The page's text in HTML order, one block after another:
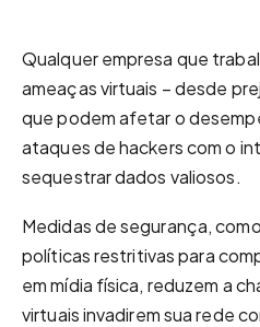
Qualquer empresa que
ameaças virtuais – desde
que podem afetar o
ataques de hackers com o
sequestrar dados valiosos.
Medidas de segurança,
políticas restritivas para
em mídia física, reduzem a
virtuais invadirem sua rede